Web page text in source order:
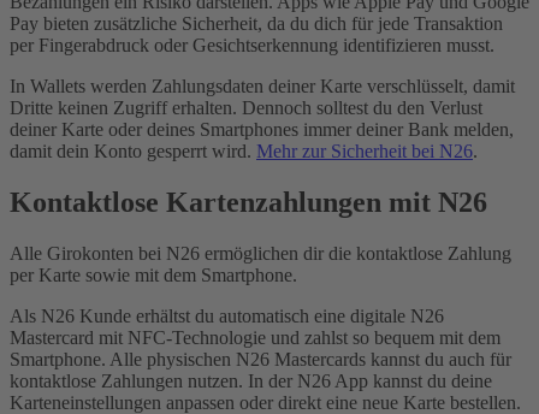
Pay bieten zusätzliche Sicherheit, da du dich für jede Transaktion
per Fingerabdruck oder Gesichtserkennung identifizieren musst.
In Wallets werden Zahlungsdaten deiner Karte verschlüsselt, damit
Dritte keinen Zugriff erhalten. Dennoch solltest du den Verlust
deiner Karte oder deines Smartphones immer deiner Bank melden,
damit dein Konto gesperrt wird. Mehr zur Sicherheit bei N26.
Kontaktlose Kartenzahlungen mit N26
Alle Girokonten bei N26 ermöglichen dir die kontaktlose Zahlung
per Karte sowie mit dem Smartphone.
Als N26 Kunde erhältst du automatisch eine digitale N26
Mastercard mit NFC-Technologie und zahlst so bequem mit dem
Smartphone. Alle physischen N26 Mastercards kannst du auch für
kontaktlose Zahlungen nutzen. In der N26 App kannst du deine
Karteneinstellungen anpassen oder direkt eine neue Karte bestellen.